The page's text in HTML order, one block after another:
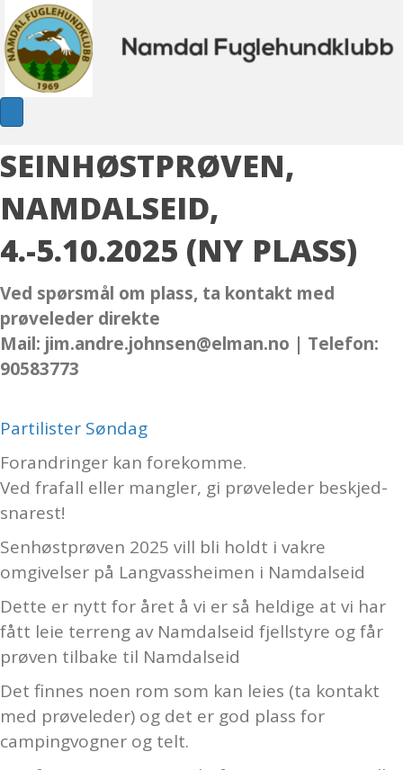
SEINHØSTPRØVEN,
NAMDALSEID,
4.-5.10.2025 (NY PLASS)
Ved spørsmål om plass, ta kontakt med
prøveleder direkte
Mail: jim.andre.johnsen@elman.no | Telefon:
90583773
Partilister Søndag
Forandringer kan forekomme.
Ved frafall eller mangler, gi prøveleder beskjed-
snarest!
Senhøstprøven 2025 vill bli holdt i vakre
omgivelser på Langvassheimen i Namdalseid
Dette er nytt for året å vi er så heldige at vi har
fått leie terreng av Namdalseid fjellstyre og får
prøven tilbake til Namdalseid
Det finnes noen rom som kan leies (ta kontakt
med prøveleder) og det er god plass for
campingvogner og telt.